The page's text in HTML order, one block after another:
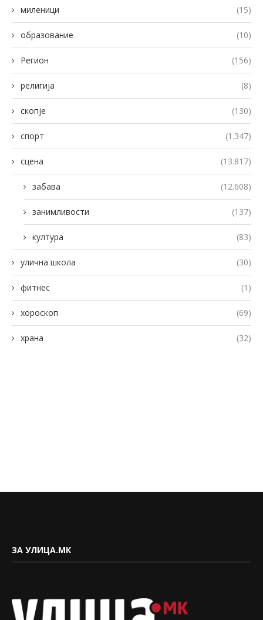
миленици (15)
образование (10)
Регион (156)
религија (8)
скопје (130)
спорт (1.347)
сцена (13.817)
забава (12.608)
занимливости (137)
култура (83)
улична школа (30)
фитнес (1)
хороскоп (69)
храна (32)
ЗА УЛИЦА.МК